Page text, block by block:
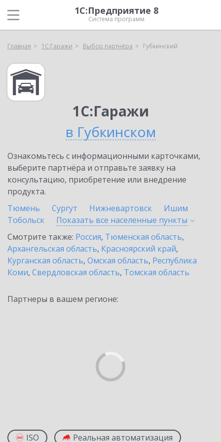
1С:Предприятие 8
Система программ
Главная 1С:Гаражи Выбор партнёра Губкинский
1С:Гаражи
в Губкинском
Ознакомьтесь с информационными карточками,
выберите партнёра и отправьте заявку на
консультацию, приобретение или внедрение
продукта.
Тюмень
Сургут Нижневартовск
Ишим
Тобольск
Показать все населенные пункты
Смотрите также: Россия, Тюменская область,
Архангельская область, Красноярский край,
Курганская область, Омская область, Республика
Коми, Свердловская область, Томская область
Партнеры в вашем регионе:
ISO Реальная автоматизация